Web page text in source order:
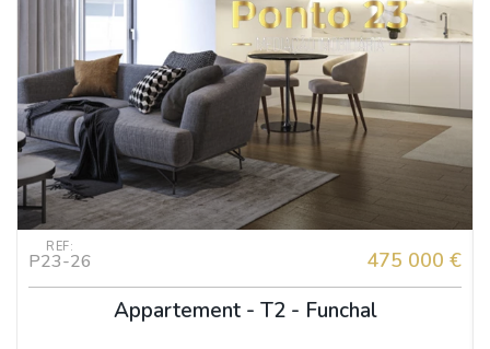
REF:
P23-26 475 000 €
Appartement - T2 - Funchal